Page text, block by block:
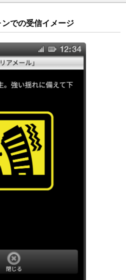
ンでの受信イメージ